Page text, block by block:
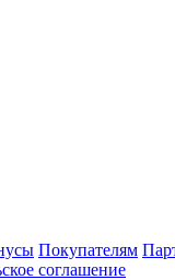
Покупателям
соглашение